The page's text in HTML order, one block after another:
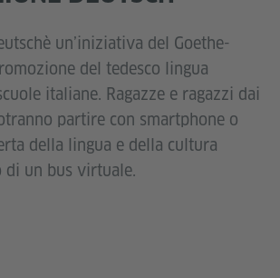
un’iniziativa del Goethe-
del tedesco lingua
italiane. Ragazze e ragazzi dai
partire con smartphone o
della lingua e della cultura
di un bus virtuale.